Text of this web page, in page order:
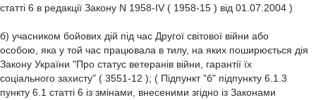
статті 6 в редакції Закону N 1958-IV ( 1958-15 ) від 01.07.2004 )
б) учасником бойових дій під час Другої світової війни або
особою, яка у той час працювала в тилу, на яких поширюється дія
Закону України "Про статус ветеранів війни, гарантії їх
соціального захисту" ( 3551-12 ); ( Підпункт "б" підпункту 6.1.3
пункту 6.1 статті 6 із змінами, внесеними згідно із Законами